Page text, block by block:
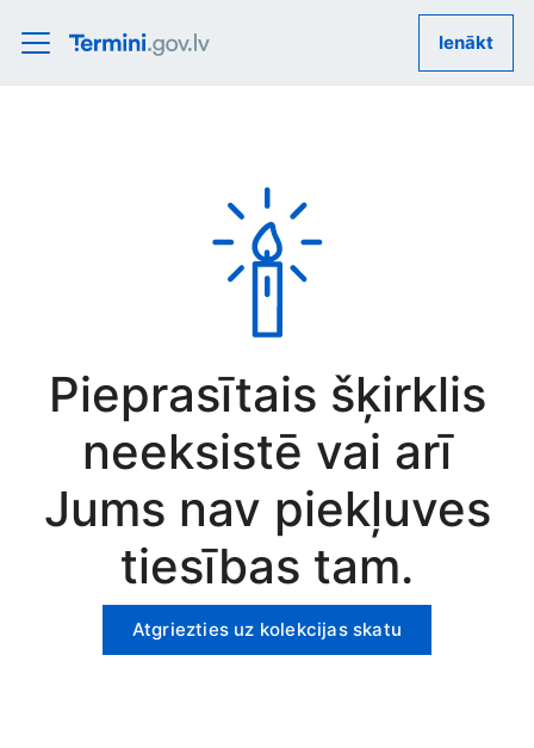
Ienākt
Pieprasītais šķirklis
neeksistē vai arī
Jums nav piekļuves
tiesības tam.
Atgriezties uz kolekcijas skatu